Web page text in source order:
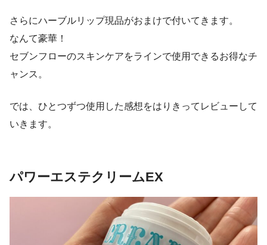
さらにハーブルリップ現品がおまけで付いてきます。
なんて豪華！
セブンフローのスキンケアをラインで使用できるお得なチ
ャンス。
では、ひとつずつ使用した感想をはりきってレビューして
いきます。
パワーエステクリームEX